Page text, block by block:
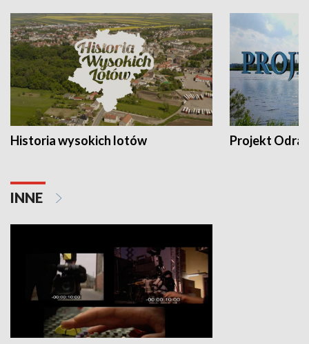
Historia wysokich lotów Projekt Odra
INNE